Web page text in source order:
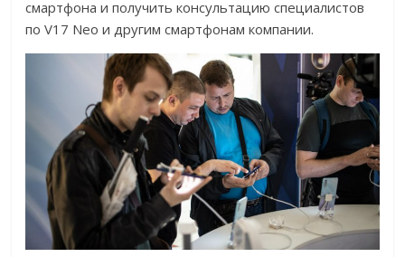
смартфона и получить консультацию специалистов
по V17 Neo и другим смартфонам компании.